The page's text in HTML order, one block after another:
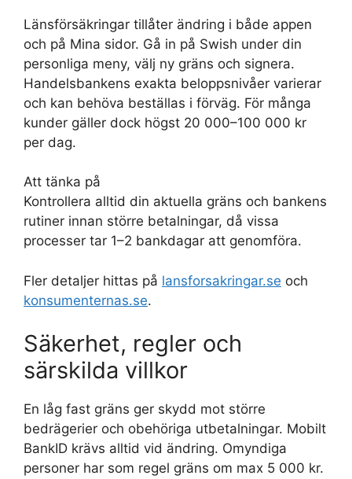
Länsförsäkringar tillåter ändring i både appen
och på Mina sidor. Gå in på Swish under din
personliga meny, välj ny gräns och signera.
Handelsbankens exakta beloppsnivåer varierar
och kan behöva beställas i förväg. För många
kunder gäller dock högst 20 000–100 000 kr
per dag.
Att tänka på
Kontrollera alltid din aktuella gräns och bankens
rutiner innan större betalningar, då vissa
processer tar 1–2 bankdagar att genomföra.
Fler detaljer hittas på lansforsakringar.se och
konsumenternas.se.
Säkerhet, regler och
särskilda villkor
En låg fast gräns ger skydd mot större
bedrägerier och obehöriga utbetalningar. Mobilt
BankID krävs alltid vid ändring. Omyndiga
personer har som regel gräns om max 5 000 kr.